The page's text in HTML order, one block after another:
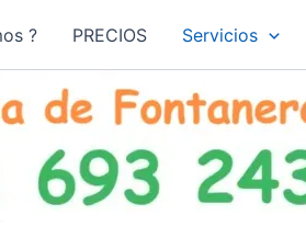
? PRECIOS Servicios